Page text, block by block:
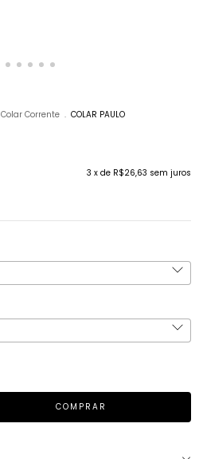
Colar Corrente . COLAR PAULO
3 x de R$26,63 sem juros